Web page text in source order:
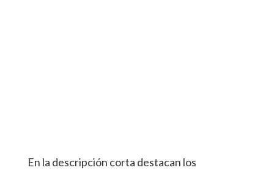
En la descripción corta destacan los